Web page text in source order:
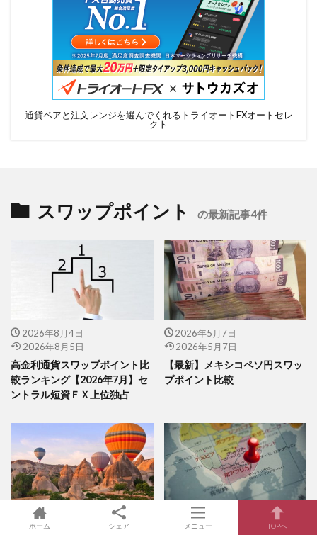
通貨ペアと注文レンジを選んでくれるトライオートFXオートセレ
クト
スワップポイント の最新記事4件
2026年8月4日
2026年8月5日
高金利通貨スワップポイント比
較ランキング【2026年7月】セ
ントラル短資ＦＸ上位独占
2026年5月7日
2026年5月7日
【最新】メキシコペソ円スワッ
プポイント比較
2026年5月7日
2026年5月7日
2026年3月5日
2026年4月27日
ホーム シェア メニュー TOPへ